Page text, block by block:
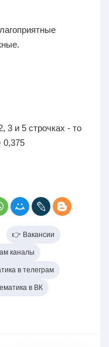
3 и 5 строчках - то
0,375
👉 Вакансии
каналы
в телеграм
в ВК